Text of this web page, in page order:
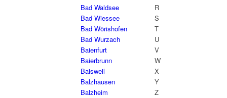
Bad Waldsee
Bad Wiessee
Bad Wörishofen
Bad Wurzach
Baienfurt
Baierbrunn
Baisweil
Balzhausen
Balzheim
R
S
T
U
V
W
X
Y
Z